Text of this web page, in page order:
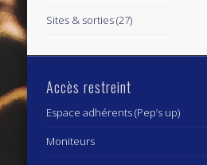
Sites & sorties(27)
Accès restreint
Espace adhérents (Pep’s up)
Moniteurs